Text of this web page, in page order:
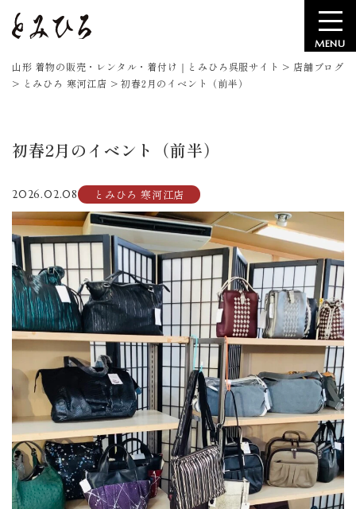
MENU
山形 着物の販売・レンタル・着付け｜とみひろ呉服サイト > 店舗ブログ
> とみひろ 寒河江店 >初春2月のイベント（前半）
初春2月のイベント（前半）
2026.02.08 とみひろ 寒河江店